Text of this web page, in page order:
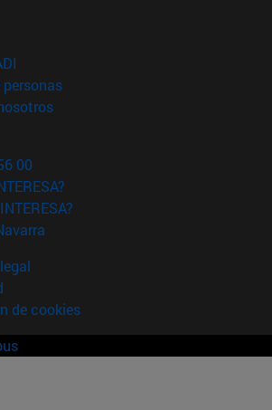
en nueva ventana)
personas(abre en nueva ventana)
(abre en nueva ventana)
00
de cookies